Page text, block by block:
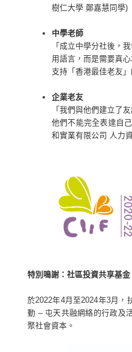
樹仁大學 鄭嘉慧同學)
中學老師
「成立中學分社後，
用語言，而是需要真
支持「香港最佳老友
企業老友
「我們與他們建立了
他們不能完全表達自
和實業有限公司 人力
特別鳴謝： 社區投資共享基金
於2022年4月至2024年3月，
動 – 屯天共融網絡的行政及
聚社會資本。